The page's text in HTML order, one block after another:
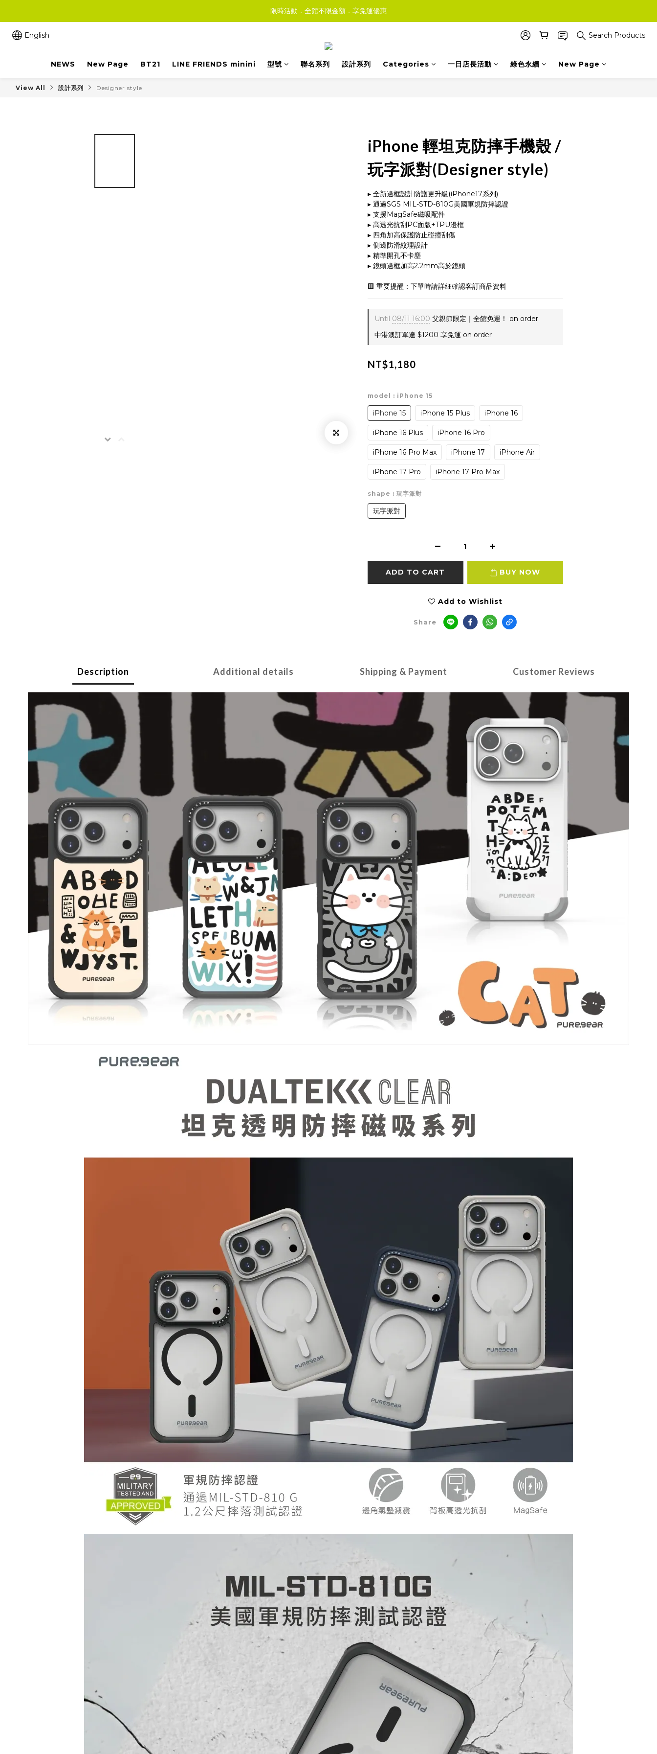
限時活動．全館不限金額．享免運優惠
English Search Products
NEWS New Page BT21 LINE FRIENDS minini 型號 聯名系列 設計系列 Categories 一日店長活動 綠色永續 New Page
View All 設計系列 Designer style
iPhone 輕坦克防摔手機殼 /
玩字派對(Designer style)
▸ 全新邊框設計防護更升級(iPhone17系列)
▸ 通過SGS MIL-STD-810G美國軍規防摔認證
▸ 支援MagSafe磁吸配件
▸ 高透光抗刮PC面版+TPU邊框
▸ 四角加高保護防止碰撞刮傷
▸ 側邊防滑紋理設計
▸ 精準開孔不卡塵
▸ 鏡頭邊框加高2.2mm高於鏡頭
🟥 重要提醒：下單時請詳細確認客訂商品資料
Until 08/11 16:00 父親節限定｜全館免運！ on order
中港澳訂單達 $1200 享免運 on order
NT$1,180
model : iPhone 15
iPhone 15 iPhone 15 Plus iPhone 16
iPhone 16 Plus iPhone 16 Pro
iPhone 16 Pro Max iPhone 17 iPhone Air
iPhone 17 Pro iPhone 17 Pro Max
shape : 玩字派對
玩字派對
ADD TO CART BUY NOW
Add to Wishlist
Share
Description Additional details Shipping & Payment Customer Reviews